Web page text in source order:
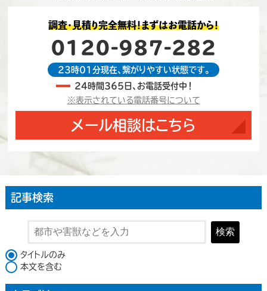
調査・見積り完全無料！まずはお電話から！
0120-987-282
23時01分現在、繋がりやすい状態です。
24時間365日、お電話受付中！
※表示されている電話番号について
メール相談はこちら
記事検索
検索
検索対象
タイトルのみ
本文を含む